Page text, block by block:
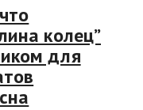
колец”
для